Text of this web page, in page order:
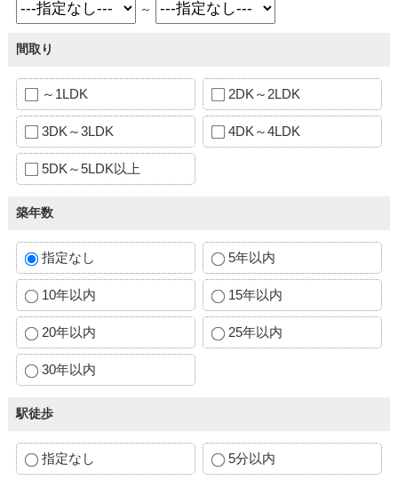
～
間取り
～1LDK 2DK～2LDK
3DK～3LDK 4DK～4LDK
5DK～5LDK以上
築年数
指定なし 5年以内
10年以内 15年以内
20年以内 25年以内
30年以内
駅徒歩
指定なし 5分以内